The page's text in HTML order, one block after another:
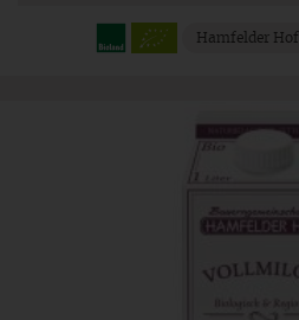
Hamfelder Hof